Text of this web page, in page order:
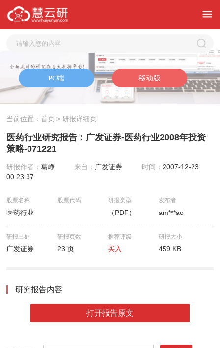
当前位置：首页 > 研报详细页
医药行业研究报告：广发证券-医药行业2008年投资
策略-071221
研报作者：葛峥 来自： 广发证券 时间： 2007-12-23
00:23:37
股票名称
医药行业
股票代码 研报类型
（PDF）
发布者
am***ao
研报出处
广发证券
研报页数
23 页
推荐评级
买入
研报大小
459 KB
研究报告内容
打开报告原文